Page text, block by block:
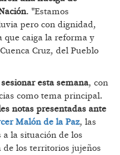
. "Estamos
pero con dignidad,
que caiga la reforma y
Cruz, del Pueblo
esta semana, con
como tema principal.
notas presentadas ante
Malón de la Paz, las
la situación de los
de los territorios jujeños